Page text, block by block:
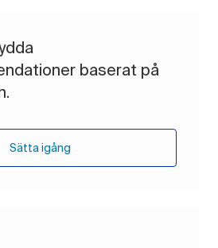
baserat på
Sätta igång